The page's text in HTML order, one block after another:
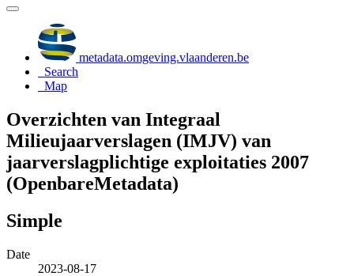
metadata.omgeving.vlaanderen.be
Search
Map
Overzichten van Integraal
Milieujaarverslagen (IMJV) van
jaarverslagplichtige exploitaties 2007
(OpenbareMetadata)
Simple
Date
2023-08-17